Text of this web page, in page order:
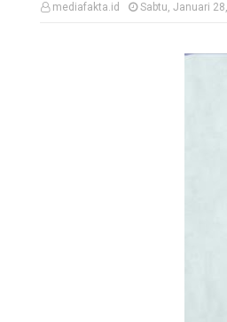
mediafakta.id Sabtu, Januari